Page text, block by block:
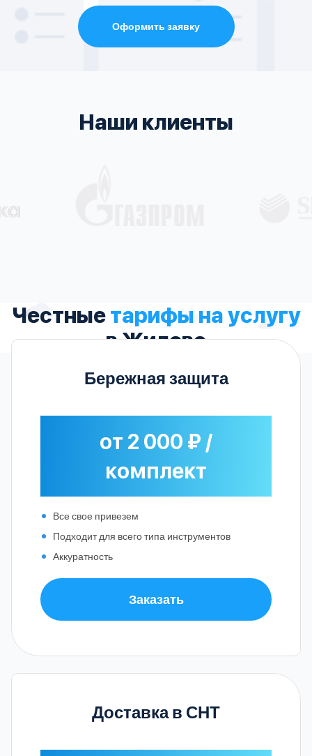
Оформить заявку
Наши клиенты
Честныетарифы на услугу
в Жилево
Бережная защита
от 2 000 ₽ /
комплект
Все свое привезем
Подходит для всего типа инструментов
Аккуратность
Заказать
Доставка в СНТ